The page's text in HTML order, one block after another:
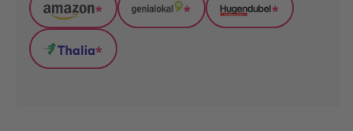
Amazon
(wird
in
neuem
*
GenialLokal
*
Hugendubel
*
Thalia
*